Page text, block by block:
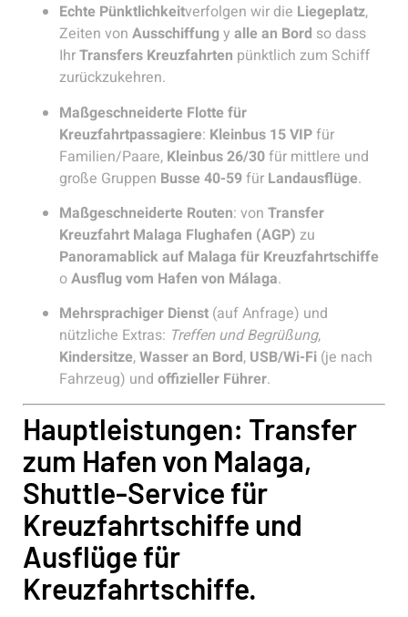
Echte Pünktlichkeitverfolgen wir die Liegeplatz,
Zeiten von Ausschiffungy alle an Bord so dass
IhrTransfers Kreuzfahrten pünktlich zum Schiff
zurückzukehren.
Maßgeschneiderte Flotte für
Kreuzfahrtpassagiere: Kleinbus 15 VIPfür
Familien/Paare, Kleinbus 26/30für mittlere und
große Gruppen Busse 40-59für Landausflüge.
Maßgeschneiderte Routen: von Transfer
Kreuzfahrt Malaga Flughafen (AGP) zu
Panoramablick auf Malaga für Kreuzfahrtschiffe
oAusflug vom Hafen von Málaga.
Mehrsprachiger Dienst (auf Anfrage) und
nützliche Extras: Treffen und Begrüßung,
Kindersitze,Wasser an Bord, USB/Wi-Fi (je nach
Fahrzeug) und offizieller Führer.
Hauptleistungen: Transfer
zum Hafen von Malaga,
Shuttle-Service für
Kreuzfahrtschiffe und
Ausflüge für
Kreuzfahrtschiffe.